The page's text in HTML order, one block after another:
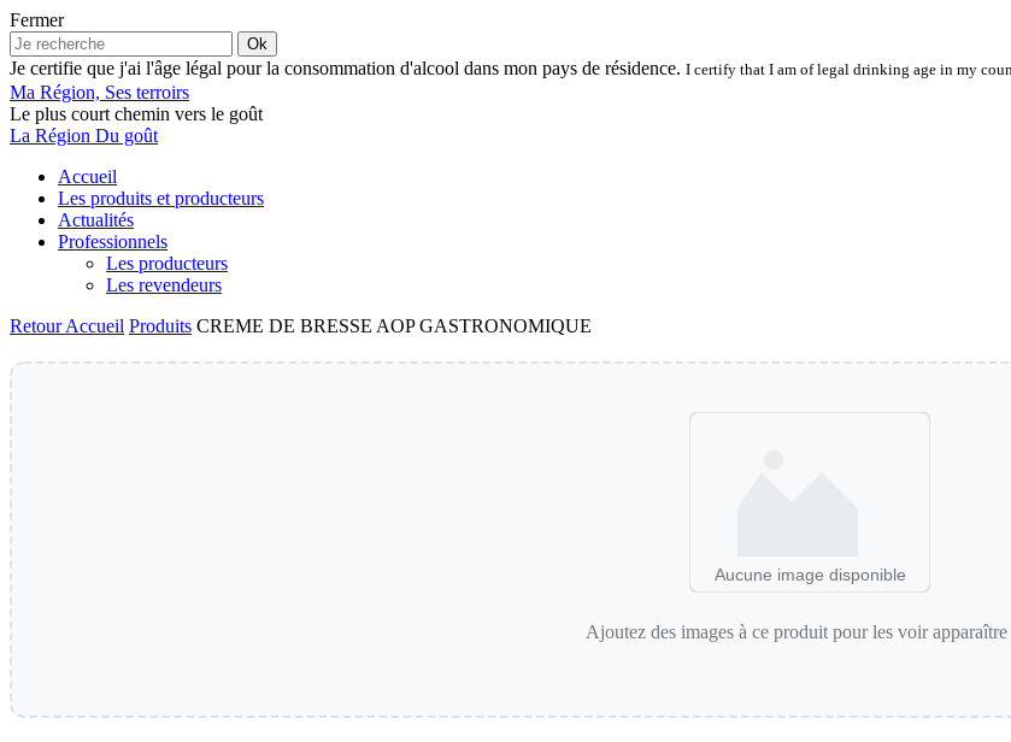
Fermer
Ok
Je certifie que j'ai l'âge légal pour la consommation d'alcool dans mon pays de résidence. I certify that I am of legal drinking age in my
Ma Région, Ses terroirs
Le plus court chemin vers le goût
La Région Du goût
Accueil
Les produits et producteurs
Actualités
Professionnels
Les producteurs
Les revendeurs
RetourAccueil Produits CREME DE BRESSE AOP GASTRONOMIQUE
Aucune image disponible
Ajoutez des images à ce produit pour les voir